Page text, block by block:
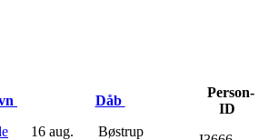
Dåb
Person-
ID
16 aug.
Bøstrup